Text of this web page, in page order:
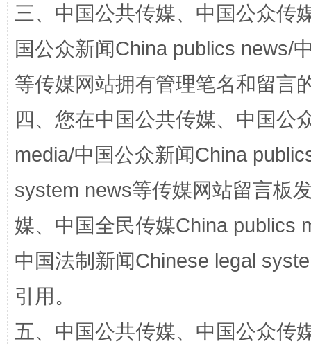
“蜀中异人”王建安的艺术幻境
完善运行机制助力责任有效落实 一纸欠
三、中国公共传媒、中国公众传
国公众新闻China publics news/
等传媒网站拥有管理笔名和留言
四、您在中国公共传媒、中国公
media/中国公众新闻China
system news等传媒网站留言板
媒、中国全民传媒China publics
中国法制新闻Chinese legal
引用。
五、中国公共传媒、中国公众传